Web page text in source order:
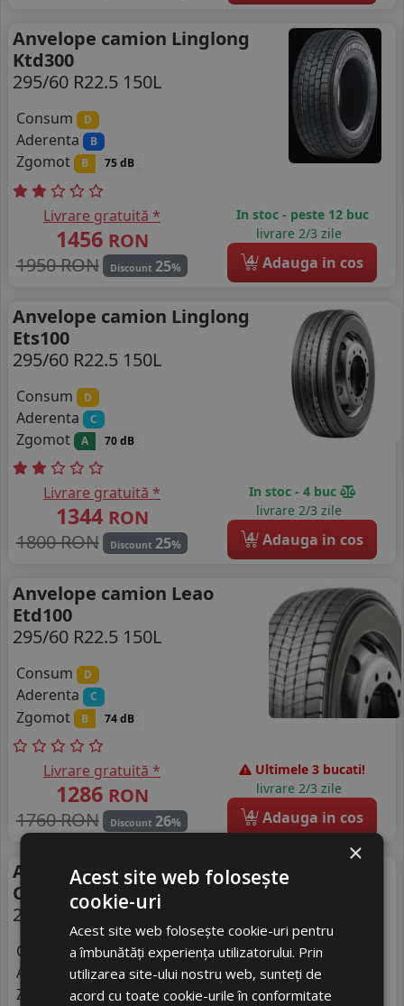
Anvelope camion Linglong
Ktd300
295/60 R22.5 150L
Consum D
Aderenta B
Zgomot B 75 dB
Livrare gratuită *
1456 RON
1950 RON
Discount 25%
In stoc - peste 12 buc
livrare 2/3 zile
4 Adauga in cos
Anvelope camion Linglong
Ets100
295/60 R22.5 150L
Consum D
Aderenta C
Zgomot A 70 dB
Livrare gratuită *
1344 RON
1800 RON
Discount 25%
In stoc - 4 buc
livrare 2/3 zile
4 Adauga in cos
Anvelope camion Leao
Etd100
295/60 R22.5 150L
Consum D
Aderenta C
Zgomot B 74 dB
Livrare gratuită *
1286 RON
1760 RON
Discount 26%
Ultimele 3 bucati!
livrare 2/3 zile
4 Adauga in cos
Anvelope camion
Crosswind Cwd30k
295/60 R22.5 150L
Consum D
Aderenta B
Zgomot B 75 dB
×
Acest site web folosește
cookie-uri
Acest site web folosește cookie-uri pentru
a îmbunătăți experiența utilizatorului. Prin
utilizarea site-ului nostru web, sunteți de
acord cu toate cookie-urile în conformitate